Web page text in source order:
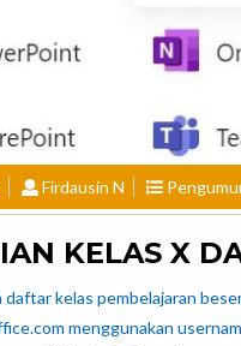
Firdausin N
KELAS X
daftar kelas pembelajaran
menggunakan